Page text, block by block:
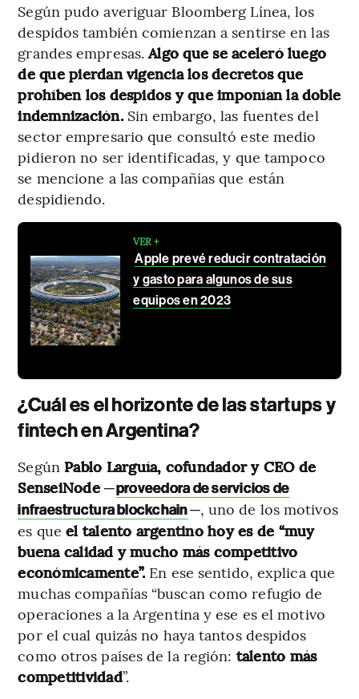
Según pudo averiguar Bloomberg Línea, los
despidos también comienzan a sentirse en las
grandes empresas.Algo que se aceleró luego
de que pierdan vigencia los decretos que
prohíben los despidos y que imponían la doble
indemnización.Sin embargo, las fuentes del
sector empresario que consultó este medio
pidieron no ser identificadas, y que tampoco
se mencione a las compañías que están
despidiendo.
VER +
Apple prevé reducir contratación
y gasto para algunos de sus
equipos en 2023
¿Cuál es el horizonte de las startups y
fintech en Argentina?
SegúnPablo Larguía, cofundador y CEO de
SenseiNode─proveedora de servicios de
infraestructura blockchain─, uno de los motivos
es queel talento argentino hoy es de “muy
buena calidad y mucho más competitivo
económicamente”. En ese sentido, explica que
muchas compañías “buscan como refugio de
operaciones a la Argentina y ese es el motivo
por el cual quizás no haya tantos despidos
como otros países de la región: talento más
competitividad”.